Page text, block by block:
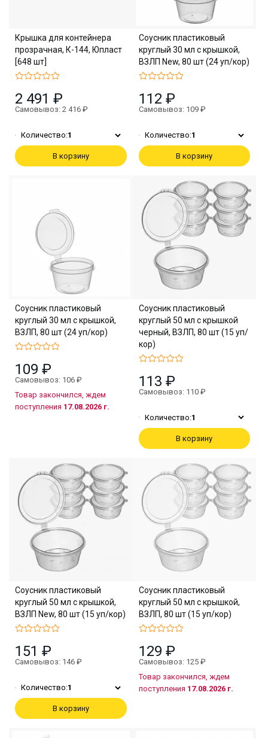
Крышка для контейнера
прозрачная, К-144, Юпласт
[648 шт]
2 491 ₽
Самовывоз: 2 416 ₽
Количество:1
В корзину
Соусник пластиковый
круглый 30 мл с крышкой,
ВЗЛП New, 80 шт (24 уп/кор)
112 ₽
Самовывоз: 109 ₽
Количество:1
В корзину
Соусник пластиковый
круглый 30 мл с крышкой,
ВЗЛП, 80 шт (24 уп/кор)
109 ₽
Самовывоз: 106 ₽
Товар закончился, ждем
поступления 17.08.2026 г.
Соусник пластиковый
круглый 50 мл с крышкой
черный, ВЗЛП, 80 шт (15 уп/
кор)
113 ₽
Самовывоз: 110 ₽
Количество:1
В корзину
Соусник пластиковый
круглый 50 мл с крышкой,
ВЗЛП New, 80 шт (15 уп/кор)
151 ₽
Самовывоз: 146 ₽
Количество:1
В корзину
Соусник пластиковый
круглый 50 мл с крышкой,
ВЗЛП, 80 шт (15 уп/кор)
129 ₽
Самовывоз: 125 ₽
Товар закончился, ждем
поступления 17.08.2026 г.